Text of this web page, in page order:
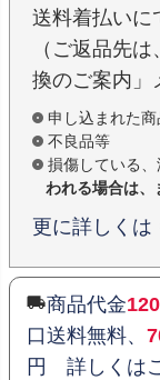
送料着払いに
（ご返品先
換のご案内」
申し込まれた
不良品等
損傷している、
われる場合は
更に詳しくは
商品代金
口送料無料、
円 詳しくは